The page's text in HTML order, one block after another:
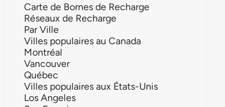
Carte de Bornes de Recharge
Réseaux de Recharge
Par Ville
Villes populaires au Canada
Montréal
Vancouver
Québec
Villes populaires aux États-Unis
Los Angeles